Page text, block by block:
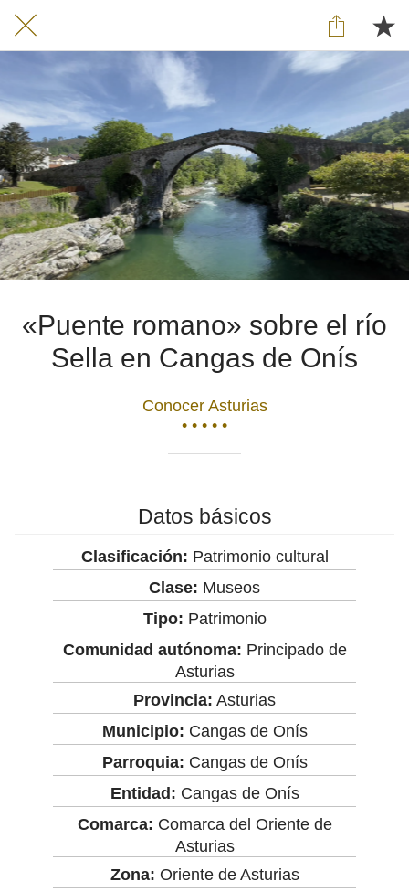
«Puente romano» sobre el río
Sella en Cangas de Onís
Conocer Asturias
• • • • •
Datos básicos
Clasificación: Patrimonio cultural
Clase: Museos
Tipo: Patrimonio
Comunidad autónoma: Principado de
Asturias
Provincia: Asturias
Municipio: Cangas de Onís
Parroquia: Cangas de Onís
Entidad: Cangas de Onís
Comarca: Comarca del Oriente de
Asturias
Zona: Oriente de Asturias